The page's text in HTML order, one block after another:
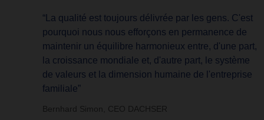
“La qualité est toujours délivrée par les gens. C'est
pourquoi nous nous efforçons en permanence de
maintenir un équilibre harmonieux entre, d'une part,
la croissance mondiale et, d'autre part, le système
de valeurs et la dimension humaine de l'entreprise
familiale”
Bernhard Simon, CEO DACHSER